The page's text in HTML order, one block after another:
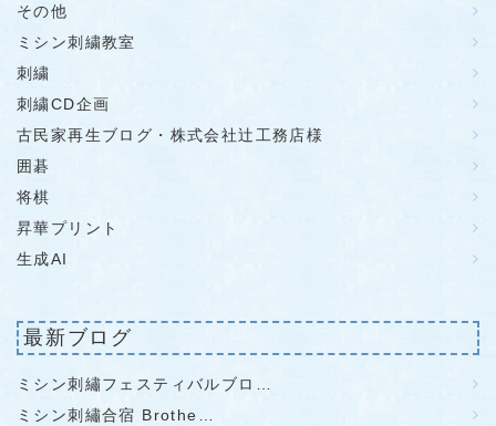
その他
ミシン刺繍教室
刺繍
刺繍CD企画
古民家再生ブログ・株式会社辻工務店様
囲碁
将棋
昇華プリント
生成AI
最新ブログ
ミシン刺繡フェスティバルブロ…
ミシン刺繡合宿 Brothe…